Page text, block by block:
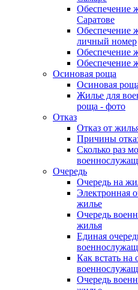
Обеспечение
Саратове
Обеспечение
личный номер
Обеспечение
Обеспечение
Осиновая роща
Осиновая
Жилье для
роща - фото
Отказ
Отказ от
Причины
Сколько раз
Очередь
Очередь на
Электронная
жилье
Очередь
жилья
Единая
Как встать на
Очередь